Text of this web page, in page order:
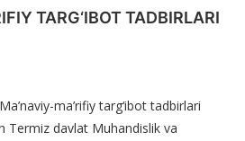
TARG‘IBOT TADBIRLARI
Ma’naviy-ma’rifiy targ‘ibot tadbirlari
Termiz davlat Muhandislik va